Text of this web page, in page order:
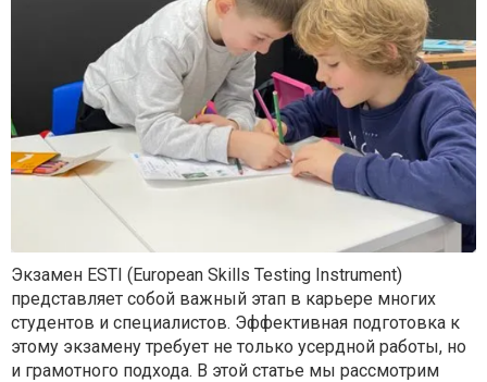
Экзамен ESTI (European Skills Testing Instrument)
представляет собой важный этап в карьере многих
студентов и специалистов. Эффективная подготовка к
этому экзамену требует не только усердной работы, но
и грамотного подхода. В этой статье мы рассмотрим